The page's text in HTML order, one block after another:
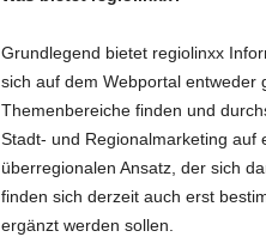
Grundlegend bietet regiolinxx
sich auf dem Webportal entweder
Themenbereiche finden und
Stadt- und Regionalmarketing auf
überregionalen Ansatz, der sich
finden sich derzeit auch erst
ergänzt werden sollen.